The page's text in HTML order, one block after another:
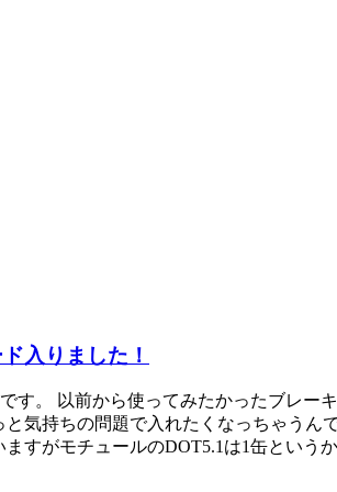
入りました！
す。 以前から使ってみたかったブレ
気持ちの問題で入れたくなっちゃう
すがモチュールのDOT5.1は1缶という